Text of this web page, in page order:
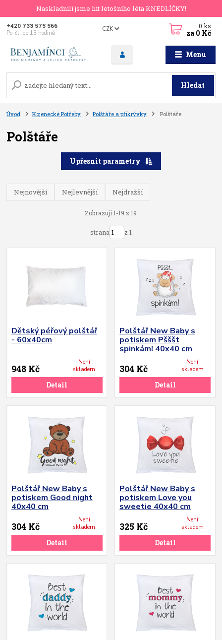
Naskladnili jsme hit letošního léta KNEDLÍČKY!
Menu
CZK
Hledat
+420 733 575 566
Po-čt, po 13 hodině
0ks
za 0 Kč
Úvod Kojenecké Potřeby Polštáře a přikrývky Polštáře
Polštáře
Upřesnit parametry
Nejnovější Nejlevnější Nejdražší
Zobrazuji 1-19 z 19
strana z 1
Dětský péřový polštář
- 60x40cm
948 Kč
Není
skladem
Detail
Polštář New Baby s
potiskem Pšššt
spinkám! 40x40 cm
304 Kč
Není
skladem
Detail
Polštář New Baby s
potiskem Good night
40x40 cm
304 Kč
Není
skladem
Detail
Polštář New Baby s
potiskem Love you
sweetie 40x40 cm
325 Kč
Není
skladem
Detail